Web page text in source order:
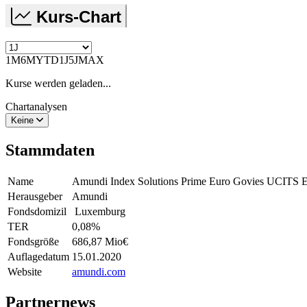
Kurs-Chart
1M6MYTD1J5JMAX
Kurse werden geladen...
Chartanalysen
Keine
Stammdaten
Name
Amundi Index Solutions Prime Euro Govies UCITS
Herausgeber
Amundi
Fondsdomizil
Luxemburg
TER
0,08%
Fondsgröße
686,87 Mio€
Auflagedatum 15.01.2020
Website
amundi.com
Partnernews